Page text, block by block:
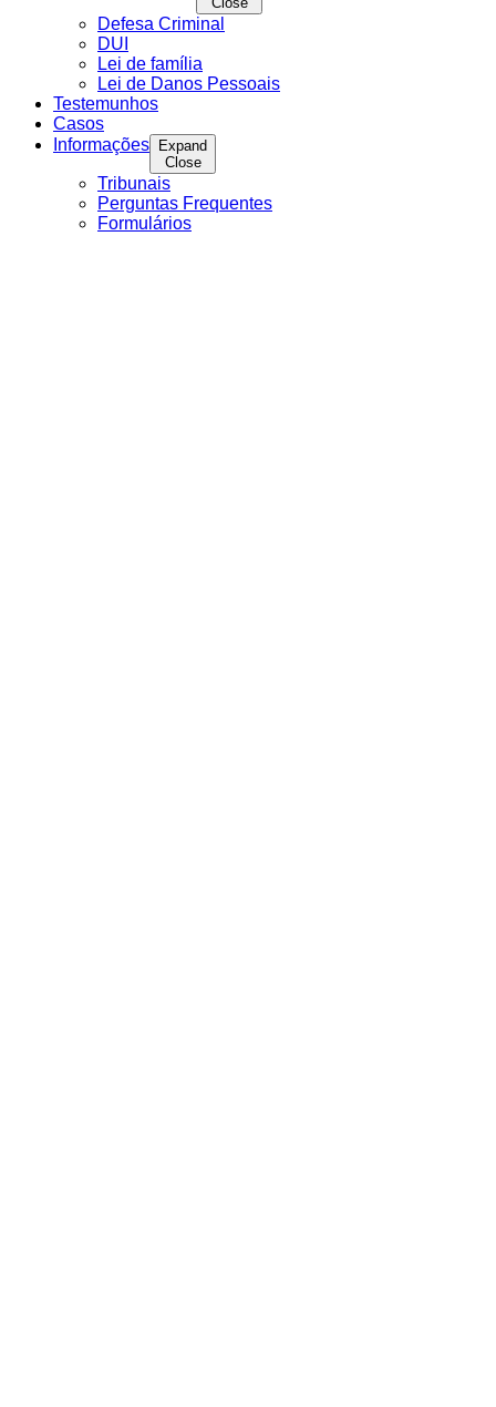
Defesa Criminal
DUI
Lei de família
Lei de Danos Pessoais
Testemunhos
Casos
Informações
Expand
Close
Tribunais
Perguntas Frequentes
Formulários